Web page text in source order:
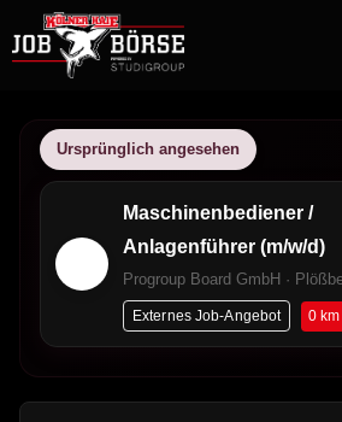
Ursprünglich angesehen
Maschinenbediener /
Anlagenführer (m/w/d)
Progroup Board GmbH ·
Externes Job-Angebot 0 km